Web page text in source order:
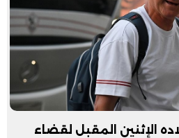
الإثنين المقبل لقضاء